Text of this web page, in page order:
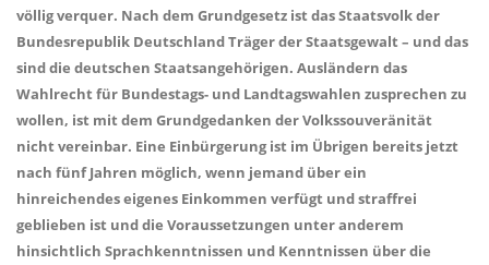
völlig verquer. Nach dem Grundgesetz ist das Staatsvolk der
Bundesrepublik Deutschland Träger der Staatsgewalt – und das
sind die deutschen Staatsangehörigen. Ausländern das
Wahlrecht für Bundestags- und Landtagswahlen zusprechen zu
wollen, ist mit dem Grundgedanken der Volkssouveränität
nicht vereinbar. Eine Einbürgerung ist im Übrigen bereits jetzt
nach fünf Jahren möglich, wenn jemand über ein
hinreichendes eigenes Einkommen verfügt und straffrei
geblieben ist und die Voraussetzungen unter anderem
hinsichtlich Sprachkenntnissen und Kenntnissen über die